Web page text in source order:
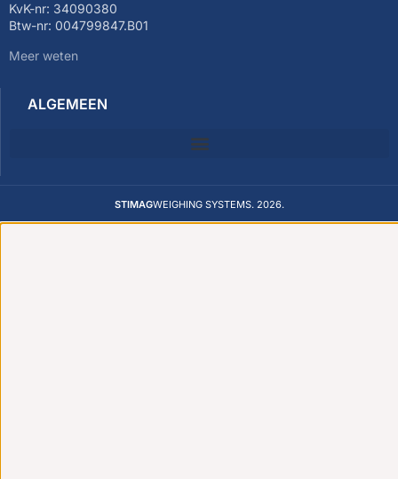
KvK-nr: 34090380
Btw-nr: 004799847.B01
Meer weten
ALGEMEEN
STIMAGWEIGHING SYSTEMS. 2026.